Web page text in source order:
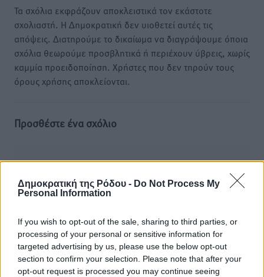
Δημοκρατική της Ρόδου - Do Not Process My
Personal Information
If you wish to opt-out of the sale, sharing to third parties, or
processing of your personal or sensitive information for
targeted advertising by us, please use the below opt-out
section to confirm your selection. Please note that after your
opt-out request is processed you may continue seeing
Τα σχόλια εκφράζουν αποκλειστικά τον εκάστοτε
σχολιαστή. Η Δημοκρατική δεν υιοθετεί αυτές τις
απόψεις. Διατηρούμε το δικαίωμα να διαγράψουμε όποια
σχόλια θεωρούμε προσβλητικά ή περιέχουν ύβρεις, χωρίς
καμμία προειδοποίηση. Χρήστες που δεν τηρούν τους
όρους χρήσης αποκλείονται.
Προσθέστε ένα σχόλιο
Το E-mail δεν θα δημοσιευτεί.
Πρέπει να συμπληρωθούν όλα τα πεδία για την
υποβολή του σχολίου.
Όνοματεπώνυμο Email